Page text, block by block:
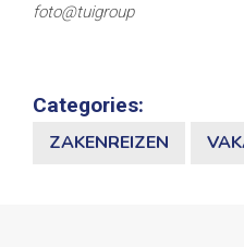
foto@tuigroup
Categories:
ZAKENREIZEN